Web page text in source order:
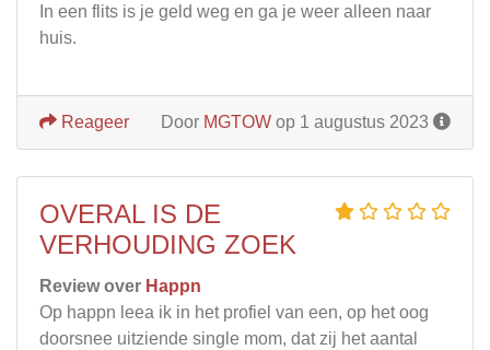
In een flits is je geld weg en ga je weer alleen naar
huis.
Door MGTOW op 1 augustus 2023
Reageer
OVERAL IS DE
VERHOUDING ZOEK
Review over Happn
Op happn leea ik in het profiel van een, op het oog
doorsnee uitziende single mom, dat zij het aantal